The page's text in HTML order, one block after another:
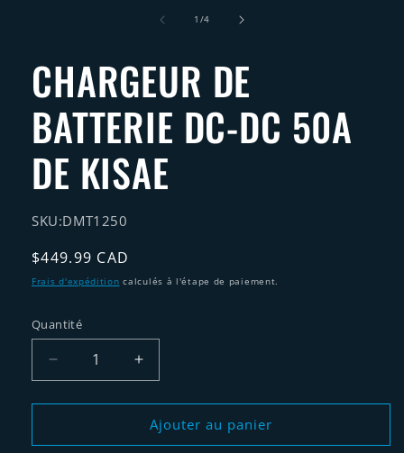
modale
1 /de
4
CHARGEUR DE
BATTERIE DC-DC 50A
DE KISAE
SKU:DMT1250
Prix
habituel
$449.99 CAD
Frais d'expédition calculés à l'étape de paiement.
Quantité
Réduire
la
quantité
CHARGEUR
Augmenter
la
quantité
de
CHARGEUR
Ajouter au panier